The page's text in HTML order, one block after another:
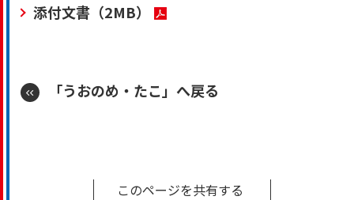
添付文書 （2MB）
「うおのめ・たこ」へ戻る
このページを共有する